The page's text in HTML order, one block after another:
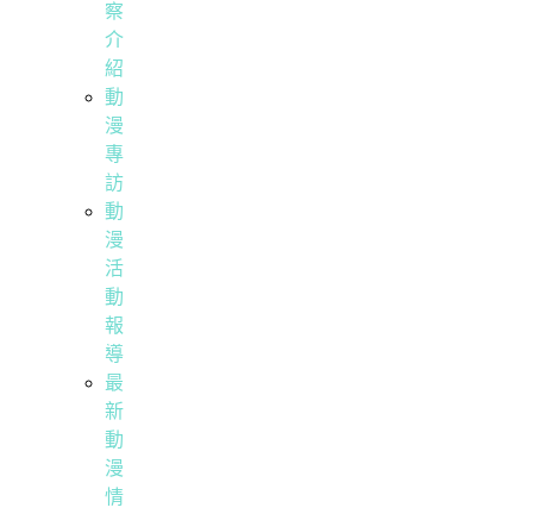
察
介
紹
動
漫
專
訪
動
漫
活
動
報
導
最
新
動
漫
情